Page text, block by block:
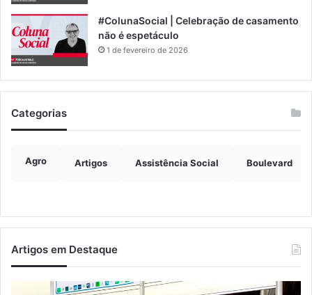
#ColunaSocial | Celebração de casamento
não é espetáculo
1 de fevereiro de 2026
Categorias
Agro Artigos Assistência Social Boulevard
Artigos em Destaque
Vendaval